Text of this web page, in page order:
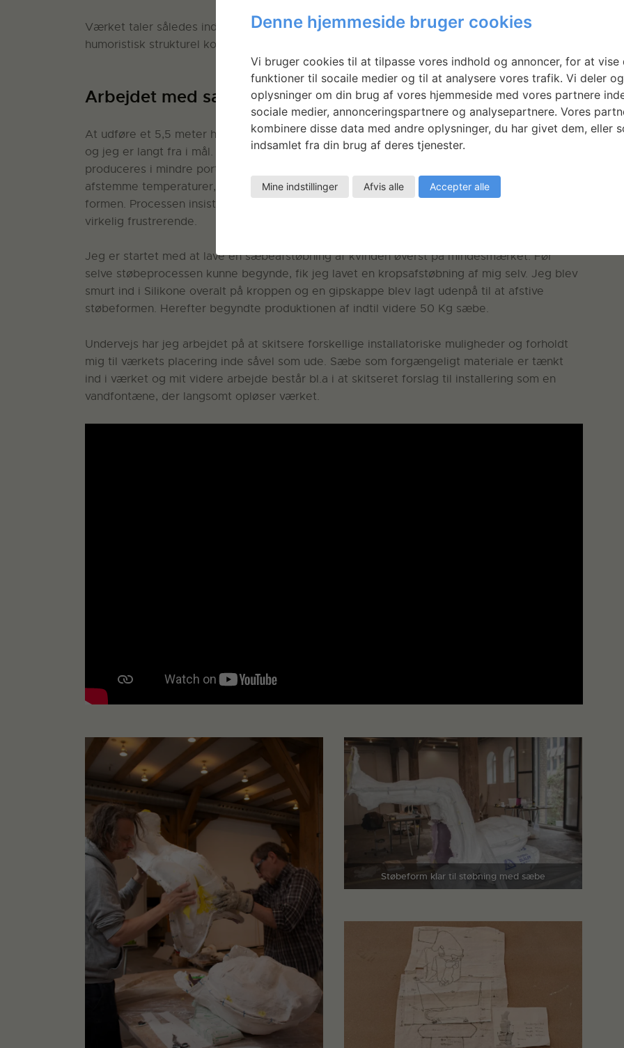
Værket taler således ind i flere mytiske og kulturelle referencer og skaber en kritisk
humoristisk strukturel kommentar.
Arbejdet med sæbe
At udføre et 5,5 meter højt mindesmærke i sæbe er en besværlig og langsommelig proces,
og jeg er langt fra i mål. Svinefedt skal smeltes, og det lugter ikke særlig godt. Sæben skal
produceres i mindre portioner på det helt rigtige tidspunkt. Der går en del tid med at
afstemme temperaturer, og på at første lag af sæbe tørrer før næste portion hældes i
formen. Processen insisterer på en langsomhed, hvilket både er en bevidst modaktion og
virkelig frustrerende.
Jeg er startet med at lave en sæbeafstøbning af kvinden øverst på mindesmærket. Før
selve støbeprocessen kunne begynde, fik jeg lavet en kropsafstøbning af mig selv. Jeg blev
smurt ind i Silikone overalt på kroppen og en gipskappe blev lagt udenpå til at afstive
støbeformen. Herefter begyndte produktionen af indtil videre 50 Kg sæbe.
Undervejs har jeg arbejdet på at skitsere forskellige installatoriske muligheder og forholdt
mig til værkets placering inde såvel som ude. Sæbe som forgængeligt materiale er tænkt
ind i værket og mit videre arbejde består bl.a i at skitseret forslag til installering som en
vandfontæne, der langsomt opløser værket.
Støbeform klar til støbning med sæbe
Denne hjemmeside bruger cookies
Vi bruger cookies til at tilpasse vores indhold og annoncer, for at vise
funktioner til socaile medier og til at analysere vores trafik. Vi deler
oplysninger om din brug af vores hjemmeside med vores partnere
sociale medier, annonceringspartnere og analysepartnere. Vores
kombinere disse data med andre oplysninger, du har givet dem, eller
indsamlet fra din brug af deres tjenester.
Mine indstillinger Afvis alle Accepter alle